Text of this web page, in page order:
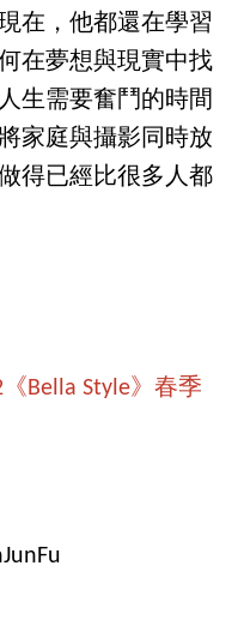
在，他都還在學習
在夢想與現實中找
生需要奮鬥的時間
家庭與攝影同時放
得已經比很多人都
Bella Style》春季